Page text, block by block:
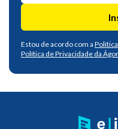
Estou de acordo com a
Política de Privacidade da